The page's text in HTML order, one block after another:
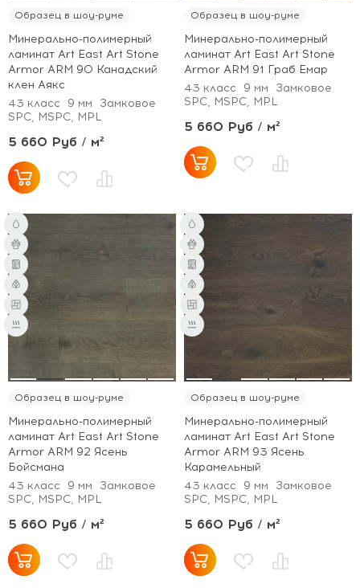
Образец в шоу-руме
Минерально-полимерный
ламинат Art East Art Stone
Armor ARM 90 Канадский
клен Аякс
43 класс
9 мм
Замковое
SPC, MSPC, MPL
5 660 Руб / м²
Образец в шоу-руме
Минерально-полимерный
ламинат Art East Art Stone
Armor ARM 91 Граб Емар
43 класс
9 мм
Замковое
SPC, MSPC, MPL
5 660 Руб / м²
Образец в шоу-руме
Минерально-полимерный
ламинат Art East Art Stone
Armor ARM 92 Ясень
Бойсмана
43 класс
9 мм
Замковое
SPC, MSPC, MPL
5 660 Руб / м²
Образец в шоу-руме
Минерально-полимерный
ламинат Art East Art Stone
Armor ARM 93 Ясень
Карамельный
43 класс
9 мм
Замковое
SPC, MSPC, MPL
5 660 Руб / м²